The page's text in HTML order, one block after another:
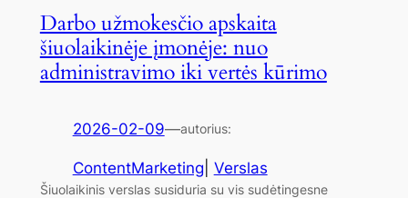
Darbo užmokesčio apskaita
šiuolaikinėje įmonėje: nuo
administravimo iki vertės kūrimo
2026-02-09—autorius:
ContentMarketing Verslas
Šiuolaikinis verslas susiduria su vis sudėtingesne